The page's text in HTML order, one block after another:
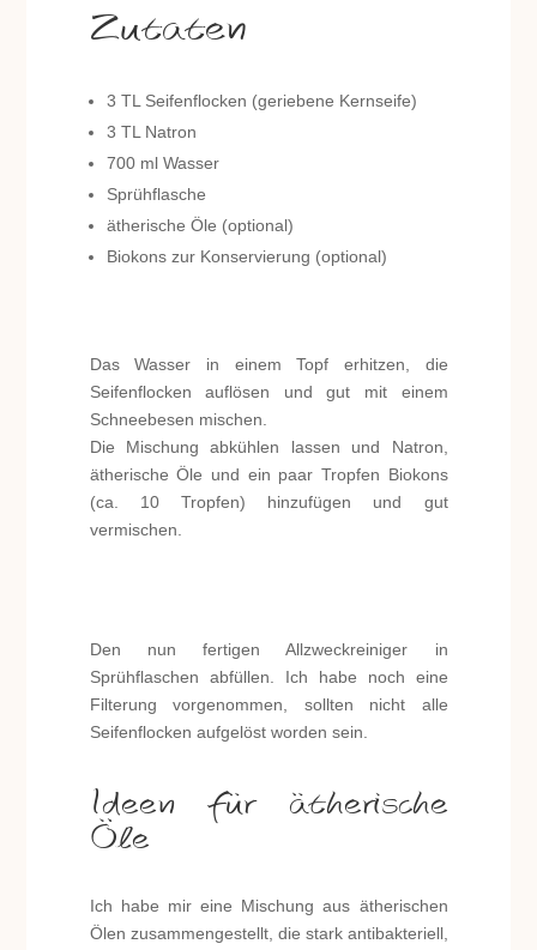
Zutaten
3 TL Seifenflocken (geriebene Kernseife)
3 TL Natron
700 ml Wasser
Sprühflasche
ätherische Öle (optional)
Biokons zur Konservierung (optional)
Das Wasser in einem Topf erhitzen, die
Seifenflocken auflösen und gut mit einem
Schneebesen mischen.
Die Mischung abkühlen lassen und Natron,
ätherische Öle und ein paar Tropfen Biokons
(ca. 10 Tropfen) hinzufügen und gut
vermischen.
Den nun fertigen Allzweckreiniger in
Sprühflaschen abfüllen. Ich habe noch eine
Filterung vorgenommen, sollten nicht alle
Seifenflocken aufgelöst worden sein.
Ideen für ätherische
Öle
Ich habe mir eine Mischung aus ätherischen
Ölen zusammengestellt, die stark antibakteriell,